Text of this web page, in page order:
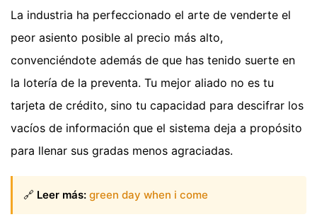
La industria ha perfeccionado el arte de venderte el
peor asiento posible al precio más alto,
convenciéndote además de que has tenido suerte en
la lotería de la preventa. Tu mejor aliado no es tu
tarjeta de crédito, sino tu capacidad para descifrar los
vacíos de información que el sistema deja a propósito
para llenar sus gradas menos agraciadas.
🔗 Leer más: green day when i come